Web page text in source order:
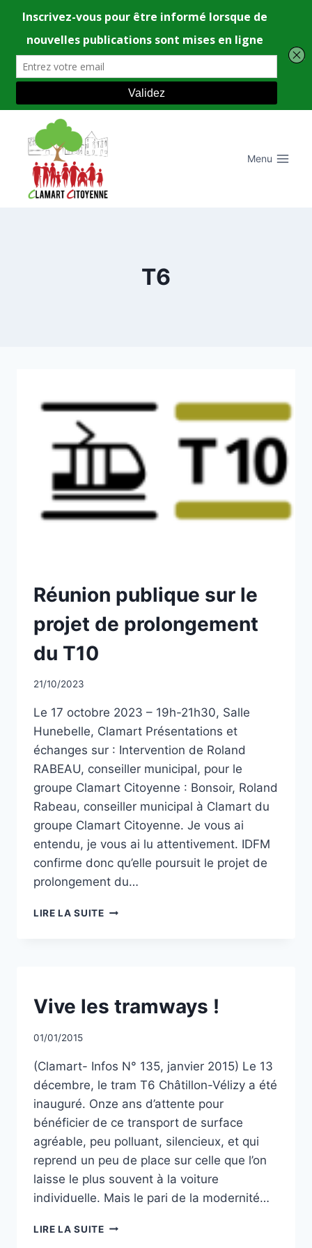
contenu
Menu
T6
NON
CLASSÉ
Réunion publique sur le
projet de prolongement
du T10
Par
21/10/2023
Le 17 octobre 2023 – 19h-21h30, Salle
Hunebelle, Clamart Présentations et
échanges sur : Intervention de Roland
RABEAU, conseiller municipal, pour le
groupe Clamart Citoyenne : Bonsoir, Roland
Rabeau, conseiller municipal à Clamart du
groupe Clamart Citoyenne. Je vous ai
entendu, je vous ai lu attentivement. IDFM
confirme donc qu’elle poursuit le projet de
prolongement du…
LIRE LA SUITERÉUNION
DU
NON
CLASSÉ
Vive les tramways !
Par
01/01/2015
(Clamart- Infos N° 135, janvier 2015) Le 13
décembre, le tram T6 Châtillon-Vélizy a été
inauguré. Onze ans d’attente pour
bénéficier de ce transport de surface
agréable, peu polluant, silencieux, et qui
reprend un peu de place sur celle que l’on
laisse le plus souvent à la voiture
individuelle. Mais le pari de la modernité…
LIRE LA SUITEVIVE